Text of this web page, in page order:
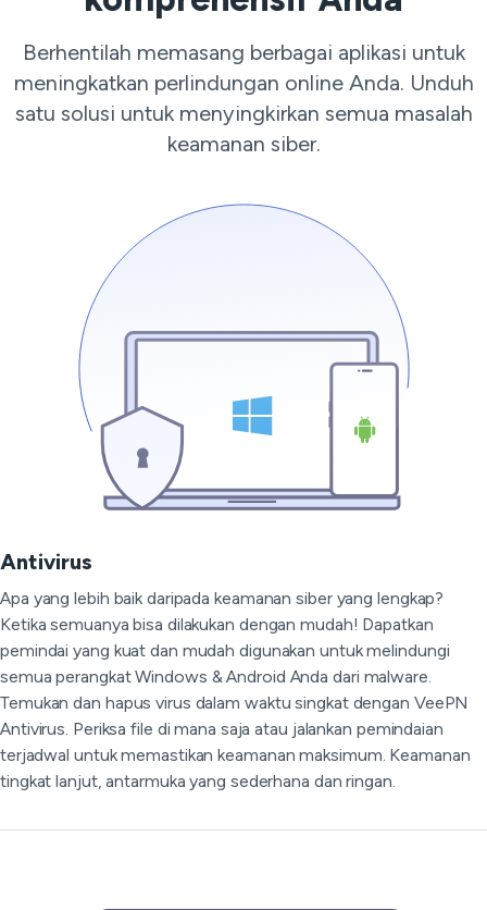
Berhentilah memasang berbagai aplikasi untuk
meningkatkan perlindungan online Anda. Unduh
satu solusi untuk menyingkirkan semua masalah
keamanan siber.
Antivirus
Apa yang lebih baik daripada keamanan siber yang lengkap?
Ketika semuanya bisa dilakukan dengan mudah! Dapatkan
pemindai yang kuat dan mudah digunakan untuk melindungi
semua perangkat Windows & Android Anda dari malware.
Temukan dan hapus virus dalam waktu singkat dengan VeePN
Antivirus. Periksa file di mana saja atau jalankan pemindaian
terjadwal untuk memastikan keamanan maksimum. Keamanan
tingkat lanjut, antarmuka yang sederhana dan ringan.